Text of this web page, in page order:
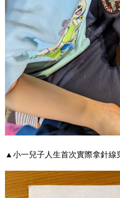
▲小一兒子人生首次實際拿針線